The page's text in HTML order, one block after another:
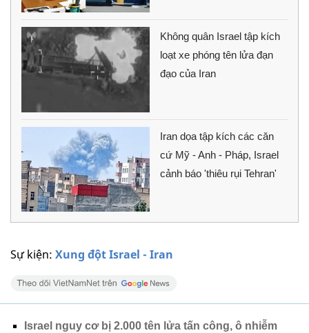
Sự kiện: Xung đột Israel - Iran
Không quân Israel tập kích
loạt xe phóng tên lửa đạn
đạo của Iran
Iran dọa tập kích các căn
cứ Mỹ - Anh - Pháp, Israel
cảnh báo 'thiêu rụi Tehran'
Israel nguy cơ bị 2.000 tên lửa tấn công, ô nhiễm